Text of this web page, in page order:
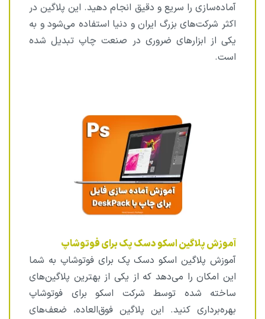
آماده‌سازی را سریع و دقیق انجام دهید. این پلاگین در
اکثر شرکت‌های بزرگ ایران و دنیا استفاده می‌شود و به
یکی از ابزارهای ضروری در صنعت چاپ تبدیل شده
است.
آموزش پلاگین اسکو دسک پک برای فوتوشاپ
آموزش پلاگین اسکو دسک پک برای فوتوشاپ به شما
این امکان را می‌دهد که از یکی از بهترین پلاگین‌های
ساخته شده توسط شرکت اسکو برای فوتوشاپ
بهره‌برداری کنید. این پلاگین فوق‌العاده، ضعف‌های